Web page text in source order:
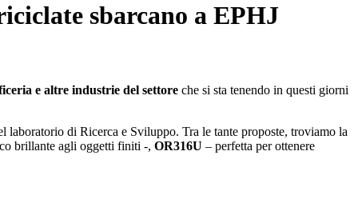
sbarcano a EPHJ
e altre industrie del settore che si sta tenendo in questi giorni
di Ricerca e Sviluppo. Tra le tante proposte, troviamo la
brillante agli oggetti finiti -, OR316U – perfetta per ottenere